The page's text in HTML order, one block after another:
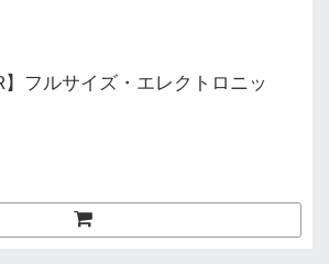
】フルサイズ・エレクトロニッ